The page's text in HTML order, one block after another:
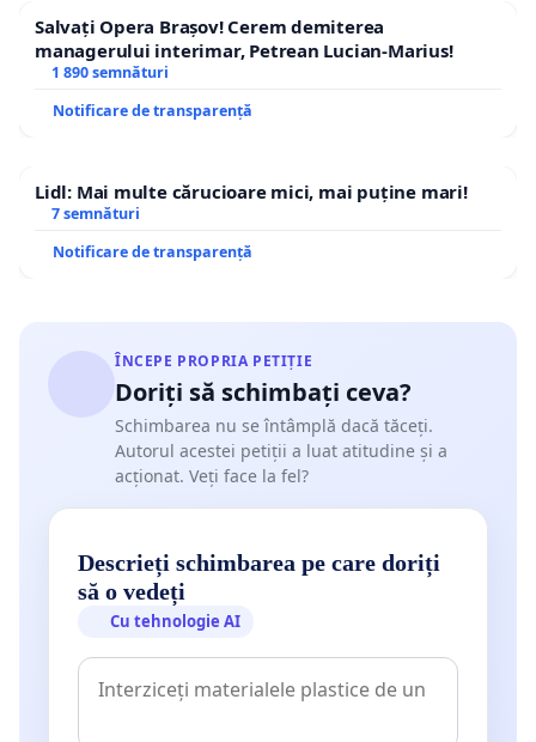
Salvați Opera Brașov! Cerem demiterea
managerului interimar, Petrean Lucian-Marius!
1 890 semnături
Notificare de transparență
Lidl: Mai multe cărucioare mici, mai puține mari!
7 semnături
Notificare de transparență
ÎNCEPE PROPRIA PETIȚIE
Doriți să schimbați ceva?
Schimbarea nu se întâmplă dacă tăceți.
Autorul acestei petiții a luat atitudine și a
acționat. Veți face la fel?
Descrieți schimbarea pe care doriți
să o vedeți
Cu tehnologie AI